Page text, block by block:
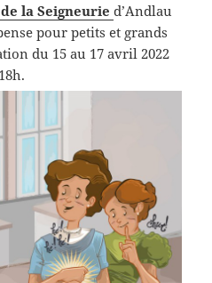
la Seigneuried’Andlau
pour petits et grands
du 15 au 17 avril 2022